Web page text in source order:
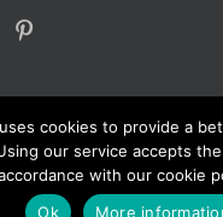
2017 - LAB23 | All rights
cookies to provide a
our service accepts
with our cookie
Ok
More